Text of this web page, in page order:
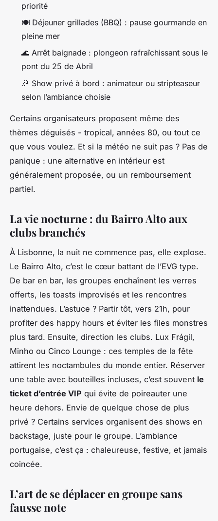
priorité
🍽️ Déjeuner grillades (BBQ) : pause gourmande en
pleine mer
🌊 Arrêt baignade : plongeon rafraîchissant sous le
pont du 25 de Abril
🎉 Show privé à bord : animateur ou stripteaseur
selon l’ambiance choisie
Certains organisateurs proposent même des
thèmes déguisés - tropical, années 80, ou tout ce
que vous voulez. Et si la météo ne suit pas ? Pas de
panique : une alternative en intérieur est
généralement proposée, ou un remboursement
partiel.
La vie nocturne : du Bairro Alto aux
clubs branchés
À Lisbonne, la nuit ne commence pas, elle explose.
Le Bairro Alto, c’est le cœur battant de l’EVG type.
De bar en bar, les groupes enchaînent les verres
offerts, les toasts improvisés et les rencontres
inattendues. L’astuce ? Partir tôt, vers 21h, pour
profiter des happy hours et éviter les files monstres
plus tard. Ensuite, direction les clubs. Lux Frágil,
Minho ou Cinco Lounge : ces temples de la fête
attirent les noctambules du monde entier. Réserver
une table avec bouteilles incluses, c’est souvent le
ticket d’entrée VIP qui évite de poireauter une
heure dehors. Envie de quelque chose de plus
privé ? Certains services organisent des shows en
backstage, juste pour le groupe. L’ambiance
portugaise, c’est ça : chaleureuse, festive, et jamais
coincée.
L’art de se déplacer en groupe sans
fausse note